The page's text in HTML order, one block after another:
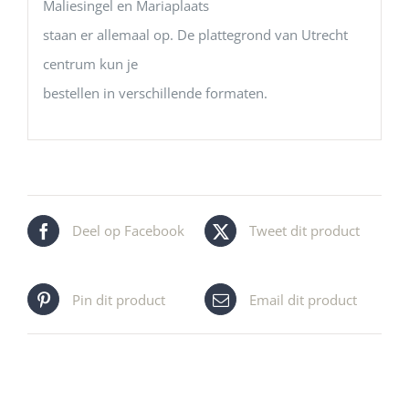
Maliesingel en Mariaplaats
staan er allemaal op. De plattegrond van Utrecht
centrum kun je
bestellen in verschillende formaten.
Deel op Facebook Tweet dit product
Pin dit product Email dit product